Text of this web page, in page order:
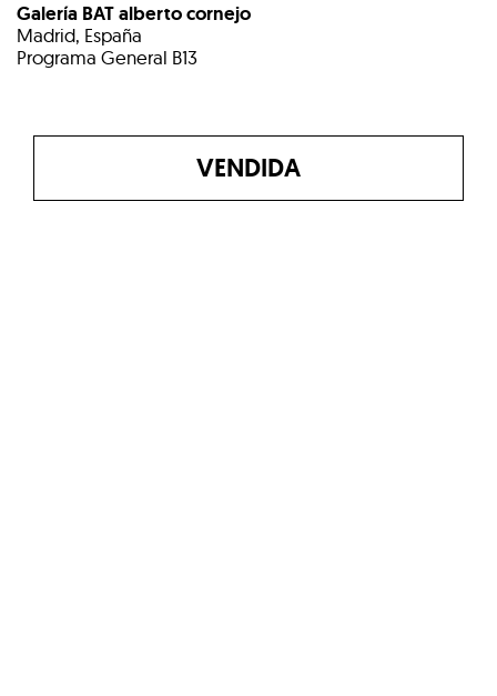
Galería BAT alberto cornejo
Madrid, España
Programa General B13
VENDIDA